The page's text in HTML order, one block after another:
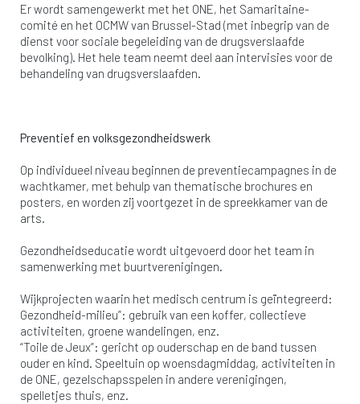
Er wordt samengewerkt met het ONE, het Samaritaine-
comité en het OCMW van Brussel-Stad (met inbegrip van de
dienst voor sociale begeleiding van de drugsverslaafde
bevolking). Het hele team neemt deel aan intervisies voor de
behandeling van drugsverslaafden.
Preventief en volksgezondheidswerk
Op individueel niveau beginnen de preventiecampagnes in de
wachtkamer, met behulp van thematische brochures en
posters, en worden zij voortgezet in de spreekkamer van de
arts.
Gezondheidseducatie wordt uitgevoerd door het team in
samenwerking met buurtverenigingen.
Wijkprojecten waarin het medisch centrum is geïntegreerd:
Gezondheid-milieu”: gebruik van een koffer, collectieve
activiteiten, groene wandelingen, enz.
“Toile de Jeux”: gericht op ouderschap en de band tussen
ouder en kind. Speeltuin op woensdagmiddag, activiteiten in
de ONE, gezelschapsspelen in andere verenigingen,
spelletjes thuis, enz.